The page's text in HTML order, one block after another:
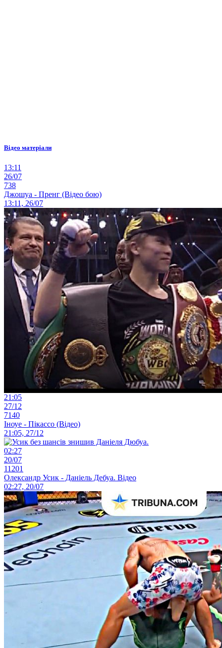
Відео матеріали
13:11
26/07
738
Джошуа - Пренг (Відео бою)
13:11, 26/07
21:05
27/12
7140
Іноуе - Пікассо (Відео)
21:05, 27/12
02:27
20/07
11201
Олександр Усик - Даніель Дебуа. Відео
02:27, 20/07